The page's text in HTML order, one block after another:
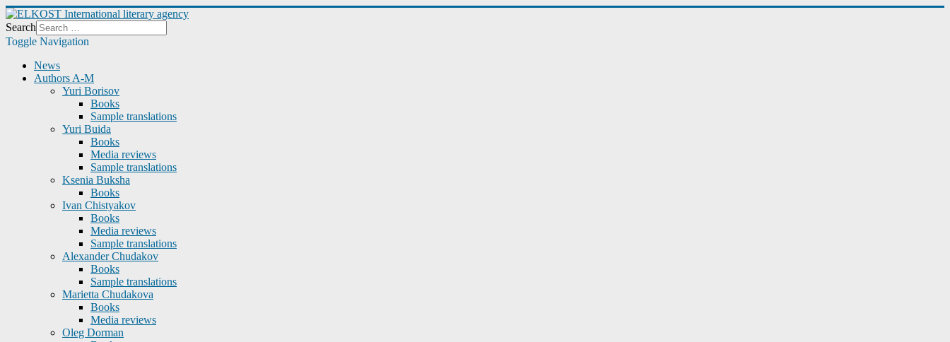
Search
Toggle Navigation
News
Authors A-M
Yuri Borisov
Books
Sample translations
Yuri Buida
Books
Media reviews
Sample translations
Ksenia Buksha
Books
Ivan Chistyakov
Books
Media reviews
Sample translations
Alexander Chudakov
Books
Sample translations
Marietta Chudakova
Books
Media reviews
Oleg Dorman